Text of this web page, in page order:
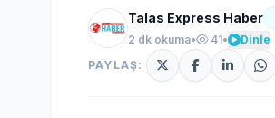
Talas Express Haber
2 dk okuma• 41•
Dinle
PAYLAŞ: